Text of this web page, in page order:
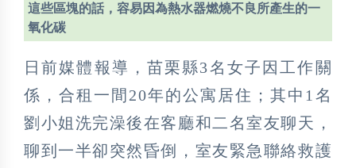
這些區塊的話，容易因為熱水器燃燒不良所產生的一
氧化碳
日前媒體報導，苗栗縣3名女子因工作關
係，合租一間20年的公寓居住；其中1名
劉小姐洗完澡後在客廳和二名室友聊天，
聊到一半卻突然昏倒，室友緊急聯絡救護